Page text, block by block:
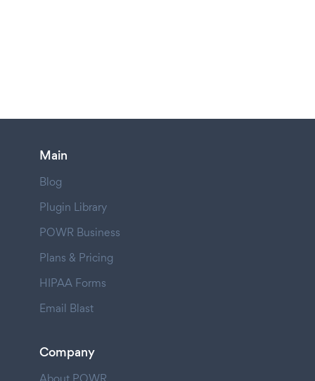
Main
Blog
Plugin Library
POWR Business
Plans & Pricing
HIPAA Forms
Email Blast
Company